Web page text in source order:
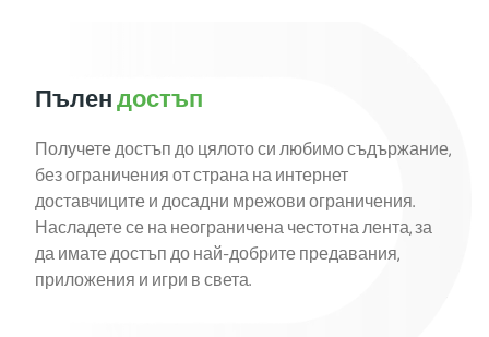
Пълендостъп
Получете достъп до цялото си любимо съдържание,
без ограничения от страна на интернет
доставчиците и досадни мрежови ограничения.
Насладете се на неограничена честотна лента, за
да имате достъп до най-добрите предавания,
приложения и игри в света.